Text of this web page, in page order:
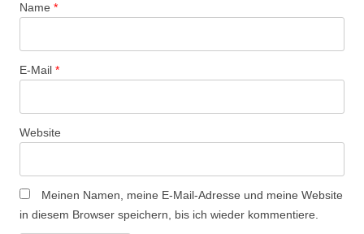
t
o
Name *
E-Mail *
Website
Meinen Namen, meine E-Mail-Adresse und meine Website
in diesem Browser speichern, bis ich wieder kommentiere.